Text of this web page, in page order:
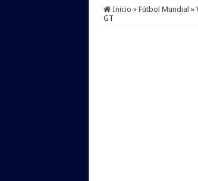
Inicio » Fútbol Mundial »
GT